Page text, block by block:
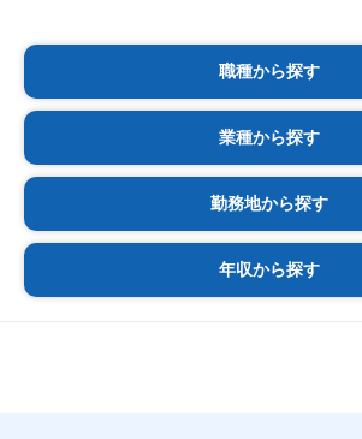
職種から探す
業種から探す
勤務地から探す
年収から探す